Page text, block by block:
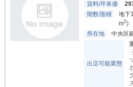
賃料/坪単価
階数/面積
地下
m2)
所在地
中央区
出店可能業態